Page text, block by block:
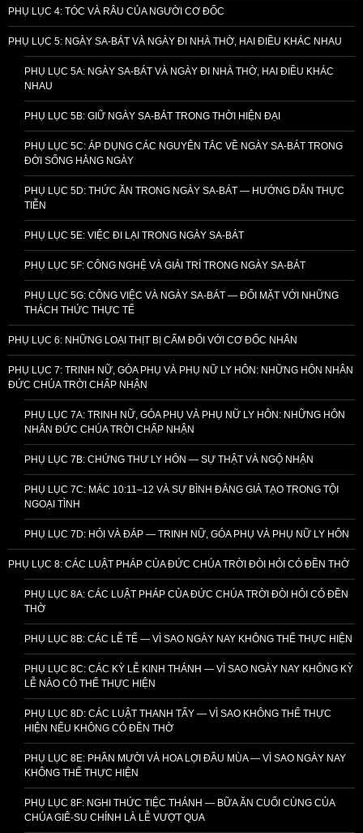
PHỤ LỤC 4: TÓC VÀ RÂU CỦA NGƯỜI CƠ ĐỐC
PHỤ LỤC 5: NGÀY SA-BÁT VÀ NGÀY ĐI NHÀ THỜ, HAI ĐIỀU KHÁC NHAU
PHỤ LỤC 5A: NGÀY SA-BÁT VÀ NGÀY ĐI NHÀ THỜ, HAI ĐIỀU KHÁC
NHAU
PHỤ LỤC 5B: GIỮ NGÀY SA-BÁT TRONG THỜI HIỆN ĐẠI
PHỤ LỤC 5C: ÁP DỤNG CÁC NGUYÊN TẮC VỀ NGÀY SA-BÁT TRONG
ĐỜI SỐNG HẰNG NGÀY
PHỤ LỤC 5D: THỨC ĂN TRONG NGÀY SA-BÁT — HƯỚNG DẪN THỰC
TIỄN
PHỤ LỤC 5E: VIỆC ĐI LẠI TRONG NGÀY SA-BÁT
PHỤ LỤC 5F: CÔNG NGHỆ VÀ GIẢI TRÍ TRONG NGÀY SA-BÁT
PHỤ LỤC 5G: CÔNG VIỆC VÀ NGÀY SA-BÁT — ĐỐI MẶT VỚI NHỮNG
THÁCH THỨC THỰC TẾ
PHỤ LỤC 6: NHỮNG LOẠI THỊT BỊ CẤM ĐỐI VỚI CƠ ĐỐC NHÂN
PHỤ LỤC 7: TRINH NỮ, GÓA PHỤ VÀ PHỤ NỮ LY HÔN: NHỮNG HÔN NHÂN
ĐỨC CHÚA TRỜI CHẤP NHẬN
PHỤ LỤC 7A: TRINH NỮ, GÓA PHỤ VÀ PHỤ NỮ LY HÔN: NHỮNG HÔN
NHÂN ĐỨC CHÚA TRỜI CHẤP NHẬN
PHỤ LỤC 7B: CHỨNG THƯ LY HÔN — SỰ THẬT VÀ NGỘ NHẬN
PHỤ LỤC 7C: MÁC 10:11–12 VÀ SỰ BÌNH ĐẲNG GIẢ TẠO TRONG TỘI
NGOẠI TÌNH
PHỤ LỤC 7D: HỎI VÀ ĐÁP — TRINH NỮ, GÓA PHỤ VÀ PHỤ NỮ LY HÔN
PHỤ LỤC 8: CÁC LUẬT PHÁP CỦA ĐỨC CHÚA TRỜI ĐÒI HỎI CÓ ĐỀN THỜ
PHỤ LỤC 8A: CÁC LUẬT PHÁP CỦA ĐỨC CHÚA TRỜI ĐÒI HỎI CÓ ĐỀN
THỜ
PHỤ LỤC 8B: CÁC LỄ TẾ — VÌ SAO NGÀY NAY KHÔNG THỂ THỰC HIỆN
PHỤ LỤC 8C: CÁC KỲ LỄ KINH THÁNH — VÌ SAO NGÀY NAY KHÔNG KỲ
LỄ NÀO CÓ THỂ THỰC HIỆN
PHỤ LỤC 8D: CÁC LUẬT THANH TẨY — VÌ SAO KHÔNG THỂ THỰC
HIỆN NẾU KHÔNG CÓ ĐỀN THỜ
PHỤ LỤC 8E: PHẦN MƯỜI VÀ HOA LỢI ĐẦU MÙA — VÌ SAO NGÀY NAY
KHÔNG THỂ THỰC HIỆN
PHỤ LỤC 8F: NGHI THỨC TIỆC THÁNH — BỮA ĂN CUỐI CÙNG CỦA
CHÚA GIÊ-SU CHÍNH LÀ LỄ VƯỢT QUA